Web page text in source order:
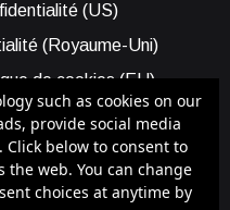
(US)
(Royaume-Uni)
de cookies (EU)
Cookie Policy (US)
à Blois Capitale
assistance
such as cookies on our
provide social media
below to consent to
the web. You can change
choices at anytime by